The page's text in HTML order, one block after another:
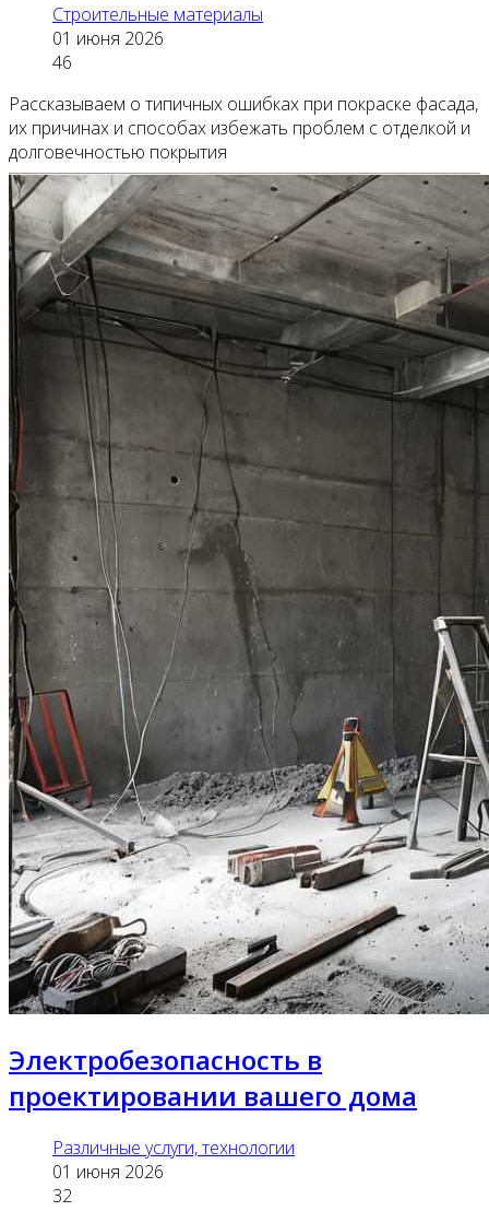
Строительные материалы
01 июня 2026
46
Рассказываем о типичных ошибках при покраске фасада,
их причинах и способах избежать проблем с отделкой и
долговечностью покрытия
Электробезопасность в
проектировании вашего дома
Различные услуги, технологии
01 июня 2026
32